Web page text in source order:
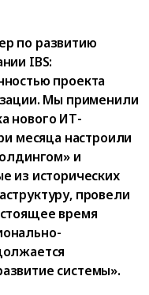
по развитию
IBS:
проекта
Мы применили
нового ИТ-
месяца настроили
и
из исторических
провели
время
системы».